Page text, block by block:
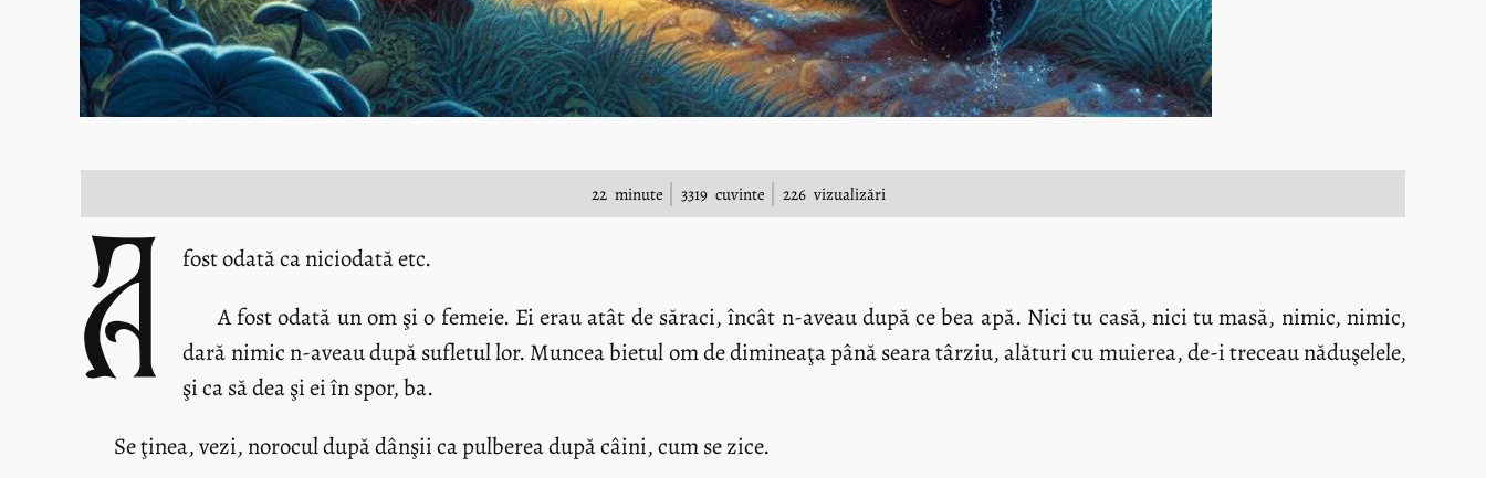
22 minute 3319 cuvinte 226 vizualizări
A
fost odată ca niciodată etc.
A fost odată un om şi o femeie. Ei erau atât de săraci, încât n-aveau după ce bea apă. Nici tu casă, nici tu masă, nimic, nimic,
dară nimic n-aveau după sufletul lor. Muncea bietul om de dimineaţa până seara târziu, alături cu muierea, de-i treceau năduşelele,
şi ca să dea şi ei în spor, ba.
Se ţinea, vezi, norocul după dânşii ca pulberea după câini, cum se zice.